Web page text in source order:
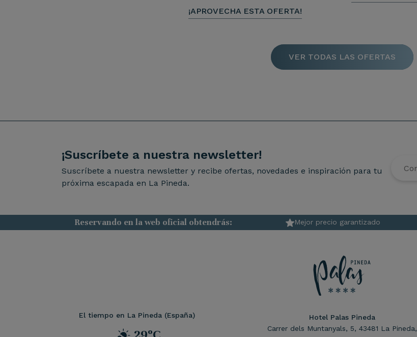
¡APROVECHA ESTA OFERTA!
VER TODAS LAS OFERTAS
¡Suscríbete a nuestra newsletter!
Suscríbete a nuestra newsletter y recibe ofertas, novedades e inspiración para tu
próxima escapada en La Pineda.
Reservando en la web oficial obtendrás: Mejor precio garantizado
Hotel Palas Pineda
Carrer dels Muntanyals, 5, 43481 La Pineda,
El tiempo en La Pineda (España)